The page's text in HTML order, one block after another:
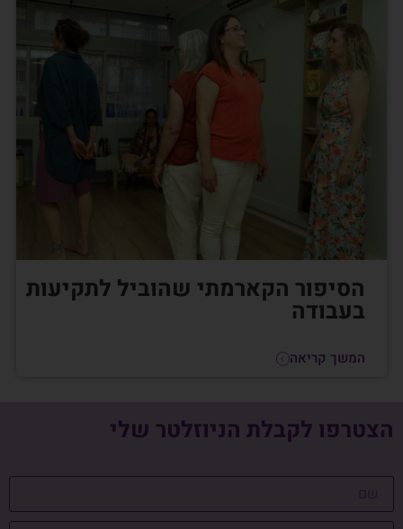
הסיפור הקארמתי שהוביל לתקיעות
בעבודה
המשך קריאה
הצטרפו לקבלת הניוזלטר שלי